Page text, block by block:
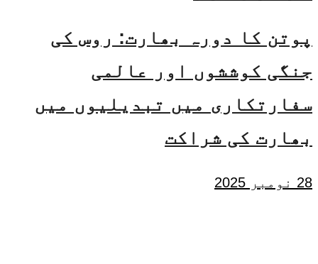
پوتن کا دورہ بھارت: روس کی
جنگی کوششوں اور عالمی
سفارتکاری میں تبدیلیوں میں
بھارت کی شراکت
28 نومبر 2025